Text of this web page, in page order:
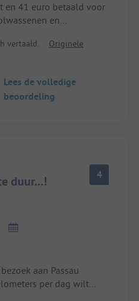
en 41 euro betaald voor
en
nog eens 4 euro per
voor wat er
moet je dat vroeg
was ok, alleen een
vertaald.
Originele
Lees de volledige
beoordeling
duur...! 4
aan Passau
per dag wilt